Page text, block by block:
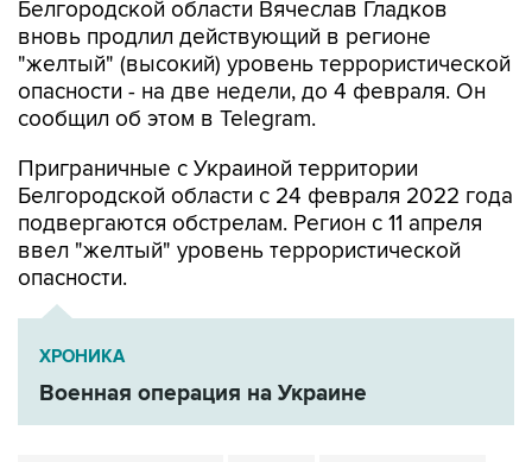
Белгородской области Вячеслав Гладков
вновь продлил действующий в регионе
"желтый" (высокий) уровень террористической
опасности - на две недели, до 4 февраля. Он
сообщил об этом в Telegram.
Приграничные с Украиной территории
Белгородской области с 24 февраля 2022 года
подвергаются обстрелам. Регион с 11 апреля
ввел "желтый" уровень террористической
опасности.
ХРОНИКА
Военная операция на Украине